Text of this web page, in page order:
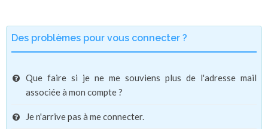
Des problèmes pour vous connecter ?
Que faire si je ne me souviens plus de l'adresse mail
associée à mon compte ?
Je n'arrive pas à me connecter.